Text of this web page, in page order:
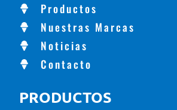
Productos
Nuestras Marcas
Noticias
Contacto
PRODUCTOS